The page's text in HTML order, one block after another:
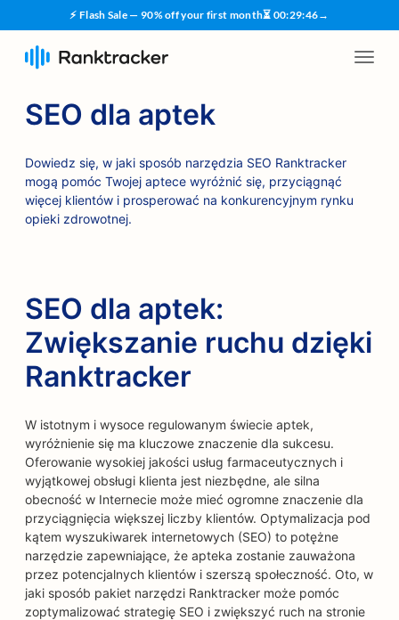
⚡ Flash Sale — 90% off your first month⏳ 00:29:45→
SEO dla aptek
Dowiedz się, w jaki sposób narzędzia SEO Ranktracker
mogą pomóc Twojej aptece wyróżnić się, przyciągnąć
więcej klientów i prosperować na konkurencyjnym rynku
opieki zdrowotnej.
SEO dla aptek:
Zwiększanie ruchu dzięki
Ranktracker
W istotnym i wysoce regulowanym świecie aptek,
wyróżnienie się ma kluczowe znaczenie dla sukcesu.
Oferowanie wysokiej jakości usług farmaceutycznych i
wyjątkowej obsługi klienta jest niezbędne, ale silna
obecność w Internecie może mieć ogromne znaczenie dla
przyciągnięcia większej liczby klientów. Optymalizacja pod
kątem wyszukiwarek internetowych (SEO) to potężne
narzędzie zapewniające, że apteka zostanie zauważona
przez potencjalnych klientów i szerszą społeczność. Oto, w
jaki sposób pakiet narzędzi Ranktracker może pomóc
zoptymalizować strategię SEO i zwiększyć ruch na stronie